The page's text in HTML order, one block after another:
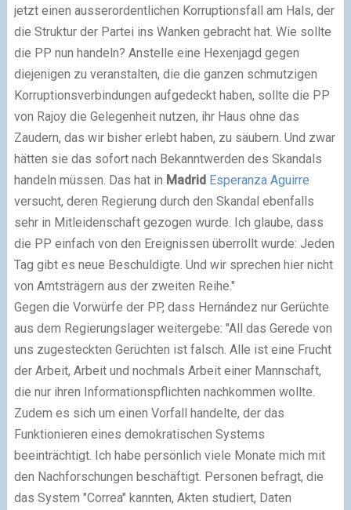
jetzt einen ausserordentlichen Korruptionsfall am Hals, der
die Struktur der Partei ins Wanken gebracht hat. Wie sollte
die PP nun handeln? Anstelle eine Hexenjagd gegen
diejenigen zu veranstalten, die die ganzen schmutzigen
Korruptionsverbindungen aufgedeckt haben, sollte die PP
von Rajoy die Gelegenheit nutzen, ihr Haus ohne das
Zaudern, das wir bisher erlebt haben, zu säubern. Und zwar
hätten sie das sofort nach Bekanntwerden des Skandals
handeln müssen. Das hat in Madrid Esperanza Aguirre
versucht, deren Regierung durch den Skandal ebenfalls
sehr in Mitleidenschaft gezogen wurde. Ich glaube, dass
die PP einfach von den Ereignissen überrollt wurde: Jeden
Tag gibt es neue Beschuldigte. Und wir sprechen hier nicht
von Amtsträgern aus der zweiten Reihe."
Gegen die Vorwürfe der PP, dass Hernández nur Gerüchte
aus dem Regierungslager weitergebe: "All das Gerede von
uns zugesteckten Gerüchten ist falsch. Alle ist eine Frucht
der Arbeit, Arbeit und nochmals Arbeit einer Mannschaft,
die nur ihren Informationspflichten nachkommen wollte.
Zudem es sich um einen Vorfall handelte, der das
Funktionieren eines demokratischen Systems
beeinträchtigt. Ich habe persönlich viele Monate mich mit
den Nachforschungen beschäftigt. Personen befragt, die
das System "Correa" kannten, Akten studiert, Daten